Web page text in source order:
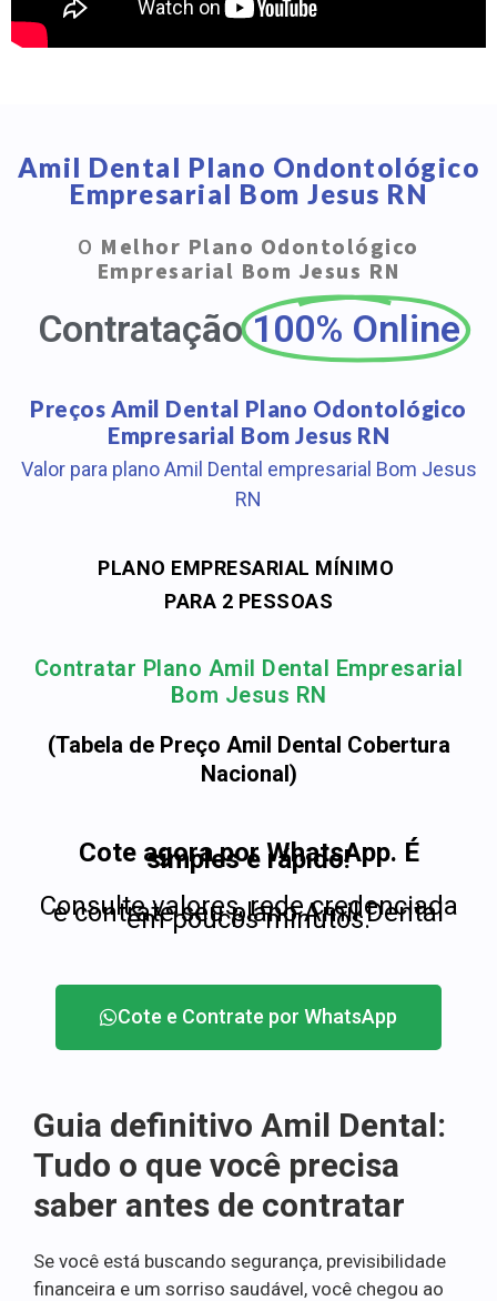
Amil Dental Plano Ondontológico
Empresarial Bom Jesus RN
O Melhor Plano Odontológico
Empresarial Bom Jesus RN
Contratação 100% Online
Preços Amil Dental Plano Odontológico
Empresarial Bom Jesus RN
Valor para plano Amil Dental empresarial Bom Jesus
RN
PLANO EMPRESARIAL MÍNIMO
PARA 2 PESSOAS
Contratar Plano Amil Dental Empresarial
Bom Jesus RN
(Tabela de Preço Amil Dental Cobertura
Nacional)
Cote agora por WhatsApp. É
simples e rápido!
Consulte valores, rede credenciada
e contrate seu plano Amil Dental
em poucos minutos.
Cote e Contrate por WhatsApp
Guia definitivo Amil Dental:
Tudo o que você precisa
saber antes de contratar
Se você está buscando segurança, previsibilidade
financeira e um sorriso saudável, você chegou ao